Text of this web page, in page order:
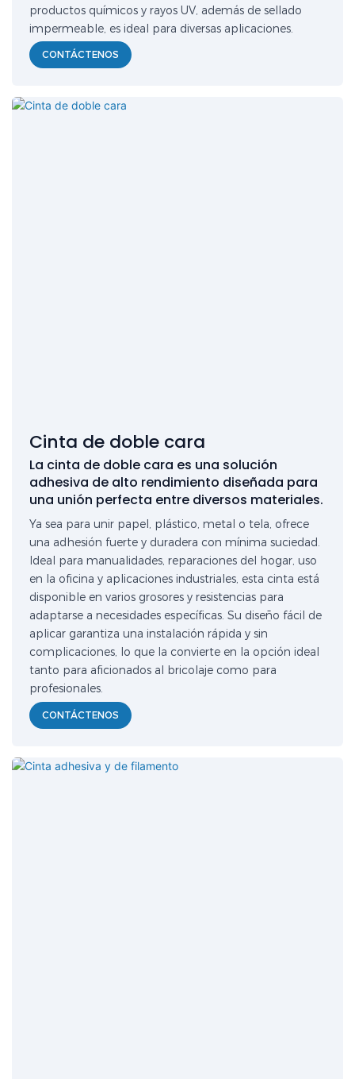
productos químicos y rayos UV, además de sellado
impermeable, es ideal para diversas aplicaciones.
CONTÁCTENOS
Cinta de doble cara
La cinta de doble cara es una solución
adhesiva de alto rendimiento diseñada para
una unión perfecta entre diversos materiales.
Ya sea para unir papel, plástico, metal o tela, ofrece
una adhesión fuerte y duradera con mínima suciedad.
Ideal para manualidades, reparaciones del hogar, uso
en la oficina y aplicaciones industriales, esta cinta está
disponible en varios grosores y resistencias para
adaptarse a necesidades específicas. Su diseño fácil de
aplicar garantiza una instalación rápida y sin
complicaciones, lo que la convierte en la opción ideal
tanto para aficionados al bricolaje como para
profesionales.
CONTÁCTENOS